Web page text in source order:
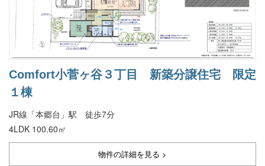
Comfort小菅ヶ谷３丁目 新築分譲住宅 限定
１棟
JR線「本郷台」駅 徒歩7分
4LDK 100.60㎡
物件の詳細を見る >